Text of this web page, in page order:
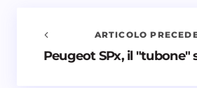
Avvisami quando vengono
ARTICOLO
Peugeot SPx, il "tubone"